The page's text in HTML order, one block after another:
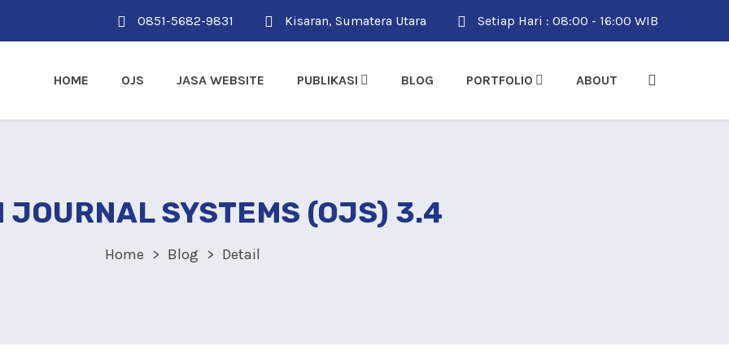
0851-5682-9831 Kisaran, Sumatera Utara Setiap Hari : 08:00 - 16:00 WIB
HOME OJS JASA WEBSITE PUBLIKASI BLOG PORTFOLIO ABOUT
JOURNAL SYSTEMS (OJS) 3.4
Home Blog Detail